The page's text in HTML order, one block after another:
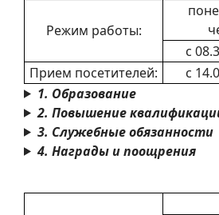
Режим работы:
с
Прием посетителей:
с
1. Образование
2. Повышение
3. Служебные обязанности
4. Награды и поощрения